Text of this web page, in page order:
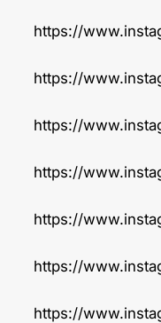
https://
https://
https://
https://
https://
https://
https://